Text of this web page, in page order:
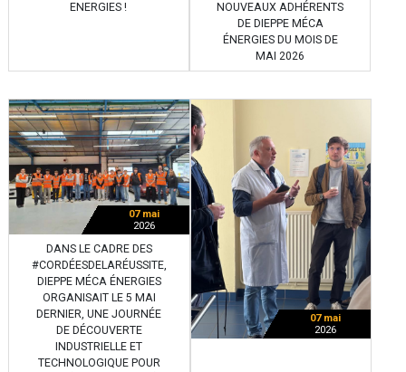
ENERGIES !
NOUVEAUX ADHÉRENTS
DE DIEPPE MÉCA
ÉNERGIES DU MOIS DE
MAI 2026
07 mai
2026
DANS LE CADRE DES
#CORDÉESDELARÉUSSITE,
DIEPPE MÉCA ÉNERGIES
ORGANISAIT LE 5 MAI
DERNIER, UNE JOURNÉE
DE DÉCOUVERTE
INDUSTRIELLE ET
TECHNOLOGIQUE POUR
07 mai
2026